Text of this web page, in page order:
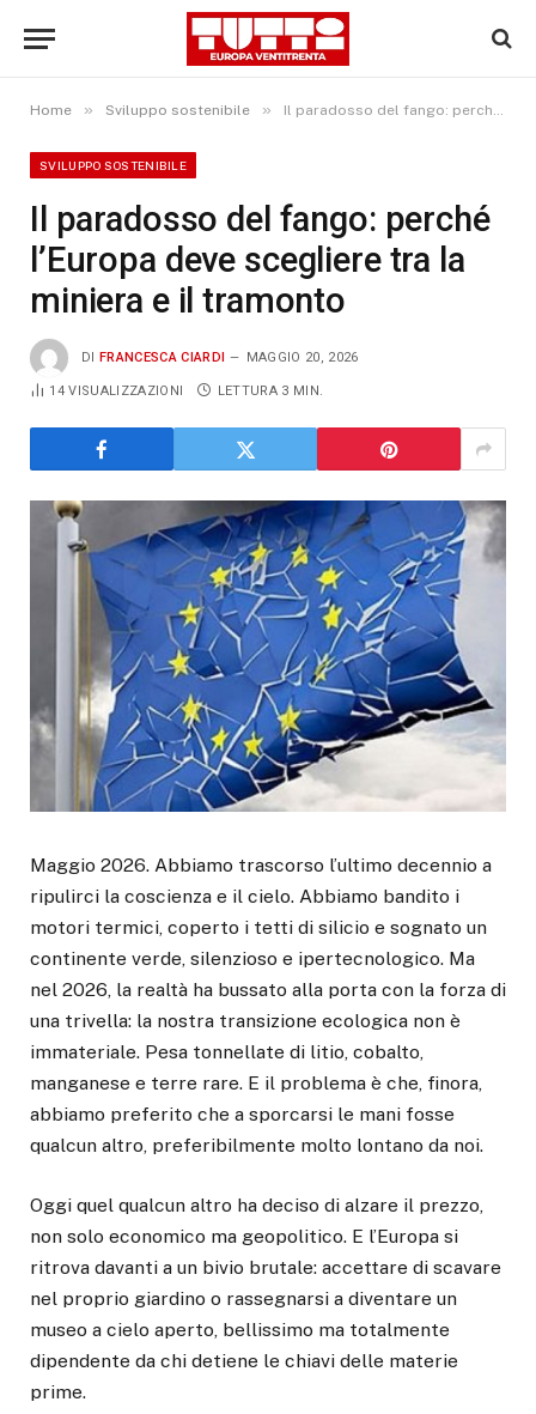
Home » Sviluppo sostenibile » Il paradosso del fango: perché l’Europa deve scegliere tra la miniera e il tramonto
SVILUPPO SOSTENIBILE
Il paradosso del fango: perché
l’Europa deve scegliere tra la
miniera e il tramonto
DI FRANCESCA CIARDI MAGGIO 20, 2026
14VISUALIZZAZIONI LETTURA 3 MIN.
Maggio 2026. Abbiamo trascorso l’ultimo decennio a
ripulirci la coscienza e il cielo. Abbiamo bandito i
motori termici, coperto i tetti di silicio e sognato un
continente verde, silenzioso e ipertecnologico. Ma
nel 2026, la realtà ha bussato alla porta con la forza di
una trivella: la nostra transizione ecologica non è
immateriale. Pesa tonnellate di litio, cobalto,
manganese e terre rare. E il problema è che, finora,
abbiamo preferito che a sporcarsi le mani fosse
qualcun altro, preferibilmente molto lontano da noi.
Oggi quel qualcun altro ha deciso di alzare il prezzo,
non solo economico ma geopolitico. E l’Europa si
ritrova davanti a un bivio brutale: accettare di scavare
nel proprio giardino o rassegnarsi a diventare un
museo a cielo aperto, bellissimo ma totalmente
dipendente da chi detiene le chiavi delle materie
prime.